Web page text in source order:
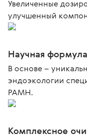
Увеличенные
улучшенный
Научная
В основе –
эндоэкологии
РАМН.
Комплексное